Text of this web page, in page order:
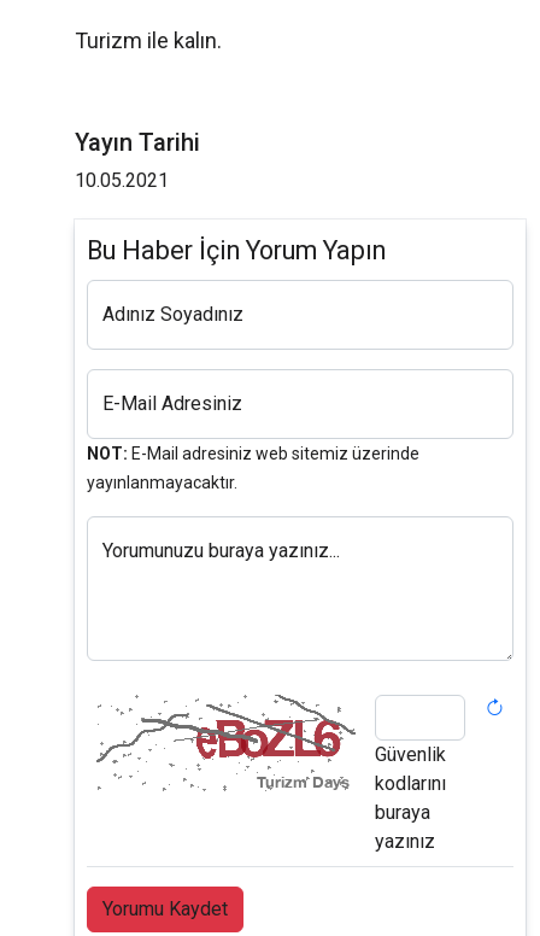
Turizm ile kalın.
Yayın Tarihi
10.05.2021
Bu Haber İçin Yorum Yapın
Adınız Soyadınız
E-Mail Adresiniz
NOT: E-Mail adresiniz web sitemiz üzerinde
yayınlanmayacaktır.
Yorumunuzu buraya yazınız...
Güvenlik
kodlarını
buraya
yazınız
Yorumu Kaydet